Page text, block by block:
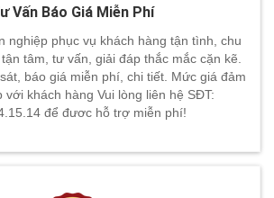
Vấn Báo Giá Miễn Phí
nghiệp phục vụ khách hàng tận tình, chu
tâm, tư vấn, giải đáp thắc mắc cặn kẽ.
báo giá miễn phí, chi tiết. Mức giá đảm
với khách hàng Vui lòng liên hệ SĐT:
để đươc hỗ trợ miễn phí!